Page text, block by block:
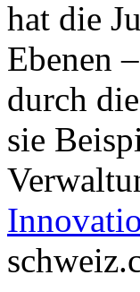
hat die
Ebenen
durch
sie